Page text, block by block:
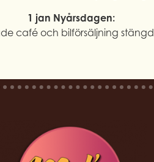
1 jan Nyårsdagen:
café och bilförsäljning stängd